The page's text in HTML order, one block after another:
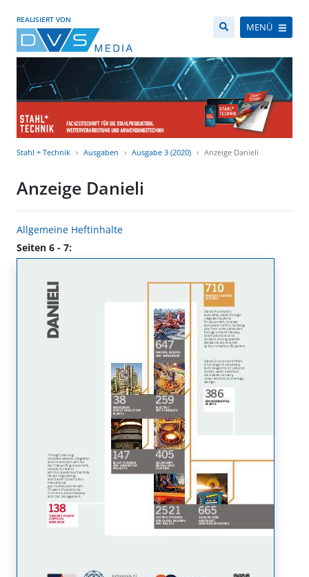
REALISIERT VON
MENÜ
Stahl + Technik Ausgaben Ausgabe 3 (2020) Anzeige Danieli
Anzeige Danieli
Allgemeine Heftinhalte
Seiten 6 - 7: